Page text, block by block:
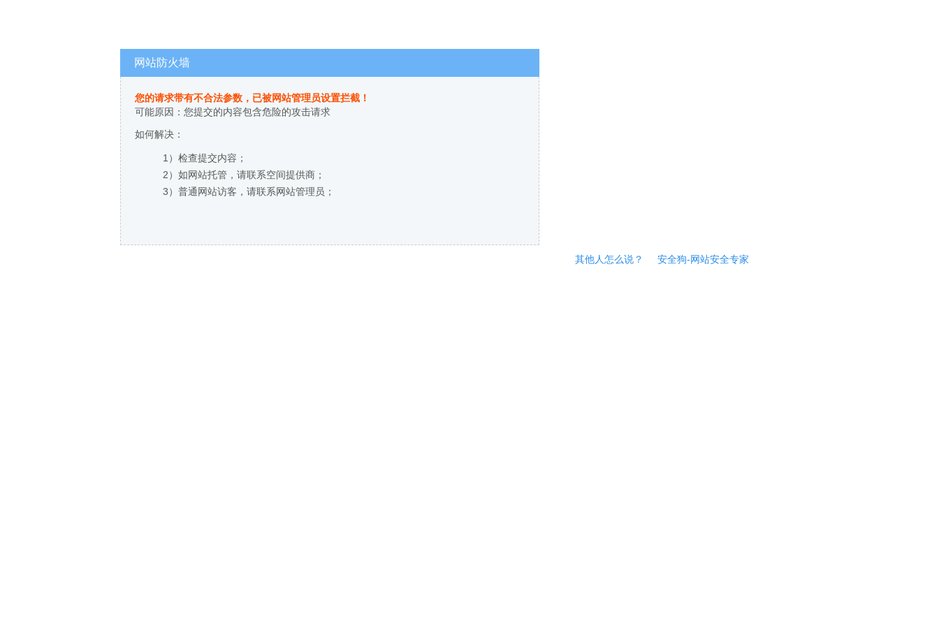
网站防火墙
您的请求带有不合法参数，已被网站管理员设置拦截！
可能原因：您提交的内容包含危险的攻击请求
如何解决：
1）检查提交内容；
2）如网站托管，请联系空间提供商；
3）普通网站访客，请联系网站管理员；
其他人怎么说？ 安全狗-网站安全专家